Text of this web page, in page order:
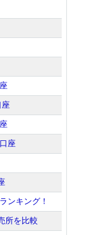
座
座
ンキング！
所を比較